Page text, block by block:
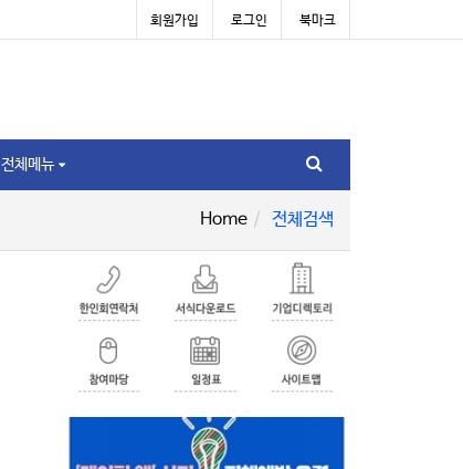
회원가입 로그인 북마크
전체메뉴
Home 전체검색